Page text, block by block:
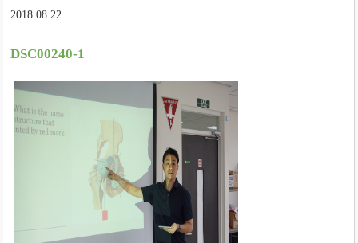
2018.08.22
DSC00240-1